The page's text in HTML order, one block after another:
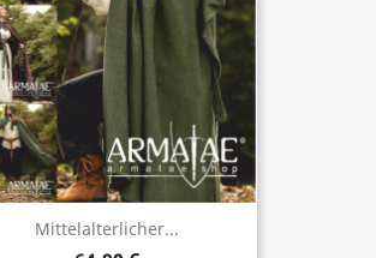
Mittelalterlicher...